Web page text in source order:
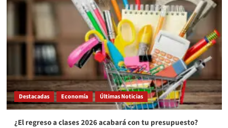
Destacadas Economía Últimas Noticias
¿El regreso a clases 2026 acabará con tu presupuesto?